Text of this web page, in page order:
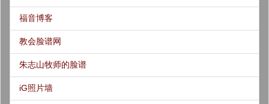
福音博客
教会脸谱网
朱志山牧师的脸谱
iG照片墙